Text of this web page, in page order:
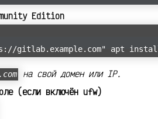
Edition
gitlab.example.com" apt
на свой домен или IP.
(если включён ufw)